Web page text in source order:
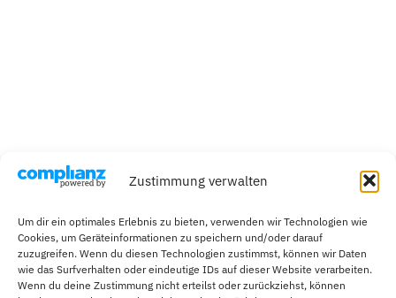
Zustimmung verwalten
Um dir ein optimales Erlebnis zu bieten, verwenden wir Technologien wie
Cookies, um Geräteinformationen zu speichern und/oder darauf
zuzugreifen. Wenn du diesen Technologien zustimmst, können wir Daten
wie das Surfverhalten oder eindeutige IDs auf dieser Website verarbeiten.
Wenn du deine Zustimmung nicht erteilst oder zurückziehst, können